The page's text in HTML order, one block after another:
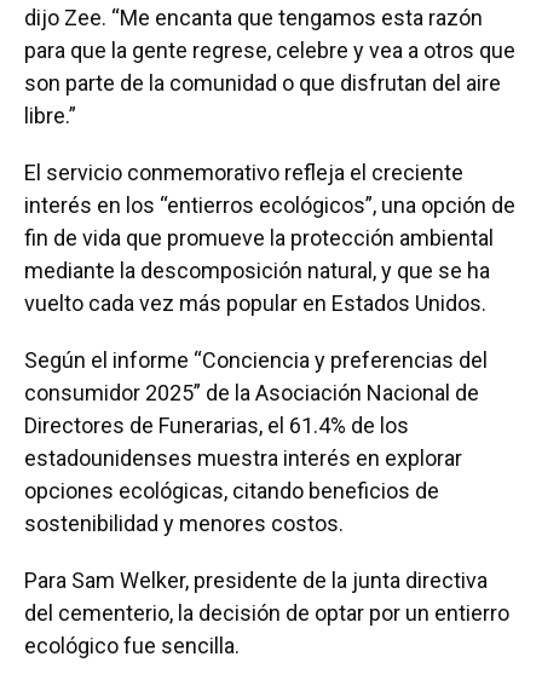
dijo Zee. “Me encanta que tengamos esta razón
para que la gente regrese, celebre y vea a otros que
son parte de la comunidad o que disfrutan del aire
libre.”
El servicio conmemorativo refleja el creciente
interés en los “entierros ecológicos”, una opción de
fin de vida que promueve la protección ambiental
mediante la descomposición natural, y que se ha
vuelto cada vez más popular en Estados Unidos.
Según el informe “Conciencia y preferencias del
consumidor 2025” de la Asociación Nacional de
Directores de Funerarias, el 61.4% de los
estadounidenses muestra interés en explorar
opciones ecológicas, citando beneficios de
sostenibilidad y menores costos.
Para Sam Welker, presidente de la junta directiva
del cementerio, la decisión de optar por un entierro
ecológico fue sencilla.